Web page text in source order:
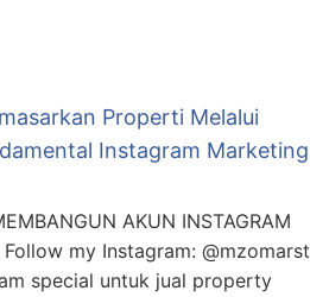
Properti Melalui
Instagram Marketing
AKUN INSTAGRAM
Follow my Instagram: @mzomarst
special untuk jual property